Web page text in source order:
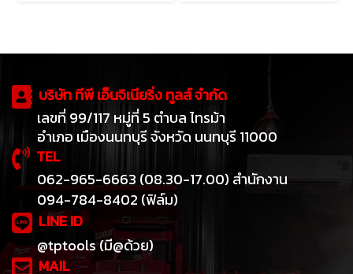
บริษัท ทีพี เอ็นจิเนียริ่ง ทูลส์ จำกัด
เลขที่ 99/117 หมู่ที่ 5 ตำบล ไทรม้า
อำเภอ เมืองนนทบุรี จังหวัด นนทบุรี 11000
TEL
062-965-6663 (08.30-17.00) สำนักงาน
094-784-8402 (ฟิล์ม)
LINE ID
@tptools (มี@ด้วย)
MAIL